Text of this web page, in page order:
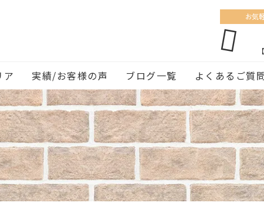
お気
ア 実績/お客様の声 ブログ一覧 よくあるご質